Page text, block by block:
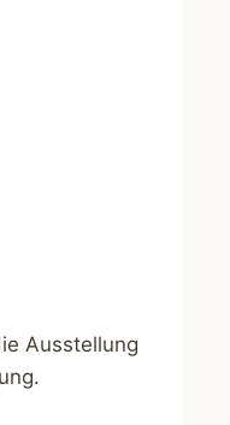
Ausstellung